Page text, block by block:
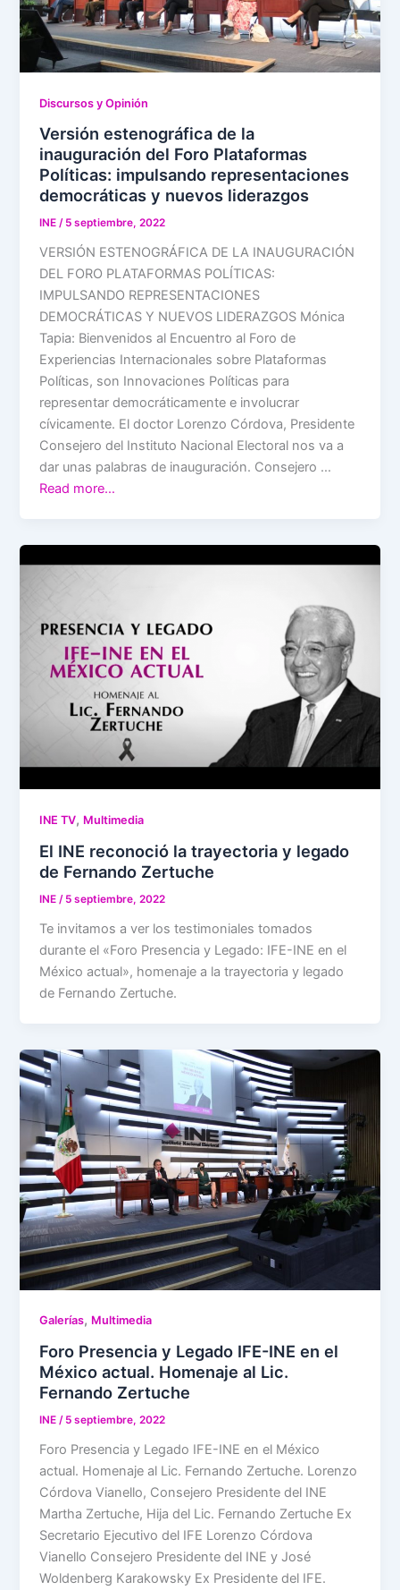
Discursos y Opinión
Versión estenográfica de la
inauguración del Foro Plataformas
Políticas: impulsando representaciones
democráticas y nuevos liderazgos
INE/ 5 septiembre, 2022
VERSIÓN ESTENOGRÁFICA DE LA INAUGURACIÓN
DEL FORO PLATAFORMAS POLÍTICAS:
IMPULSANDO REPRESENTACIONES
DEMOCRÁTICAS Y NUEVOS LIDERAZGOS Mónica
Tapia: Bienvenidos al Encuentro al Foro de
Experiencias Internacionales sobre Plataformas
Políticas, son Innovaciones Políticas para
representar democráticamente e involucrar
cívicamente. El doctor Lorenzo Córdova, Presidente
Consejero del Instituto Nacional Electoral nos va a
dar unas palabras de inauguración. Consejero …
Read more…
INE TV, Multimedia
El INE reconoció la trayectoria y legado
de Fernando Zertuche
INE/ 5 septiembre, 2022
Te invitamos a ver los testimoniales tomados
durante el «Foro Presencia y Legado: IFE-INE en el
México actual», homenaje a la trayectoria y legado
de Fernando Zertuche.
Galerías, Multimedia
Foro Presencia y Legado IFE-INE en el
México actual. Homenaje al Lic.
Fernando Zertuche
INE/ 5 septiembre, 2022
Foro Presencia y Legado IFE-INE en el México
actual. Homenaje al Lic. Fernando Zertuche. Lorenzo
Córdova Vianello, Consejero Presidente del INE
Martha Zertuche, Hija del Lic. Fernando Zertuche Ex
Secretario Ejecutivo del IFE Lorenzo Córdova
Vianello Consejero Presidente del INE y José
Woldenberg Karakowsky Ex Presidente del IFE.